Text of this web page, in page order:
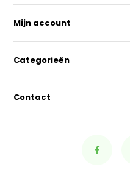
Mijn account
Categorieën
Contact